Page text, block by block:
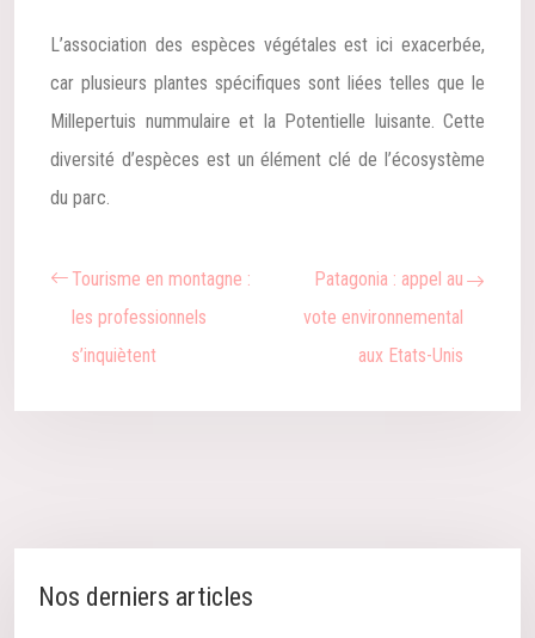
L’association des espèces végétales est ici exacerbée,
car plusieurs plantes spécifiques sont liées telles que le
Millepertuis nummulaire et la Potentielle luisante. Cette
diversité d’espèces est un élément clé de l’écosystème
du parc.
Tourisme en montagne :
les professionnels
s’inquiètent
Patagonia : appel au
vote environnemental
aux Etats-Unis
Nos derniers articles